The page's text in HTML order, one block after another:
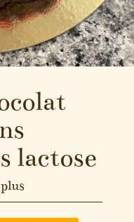
lactose